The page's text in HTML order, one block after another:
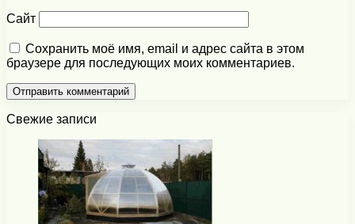
Сайт
Сохранить моё имя, email и адрес сайта в этом
браузере для последующих моих комментариев.
Свежие записи